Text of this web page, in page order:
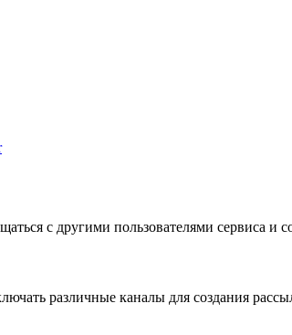
с другими пользователями сервиса и
различные каналы для создания